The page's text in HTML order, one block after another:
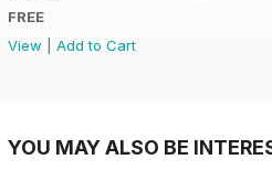
FREE
View
Add to Cart
YOU MAY ALSO BE